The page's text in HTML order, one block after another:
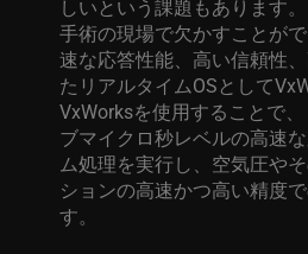
しいという課題もあります
手術の現場で欠かすことが
速な応答性能、高い信頼性
たリアルタイムOSとして
VxWorksを使用することで
ブマイクロ秒レベルの高速
ム処理を実行し、空気圧や
ションの高速かつ高い精度
す。